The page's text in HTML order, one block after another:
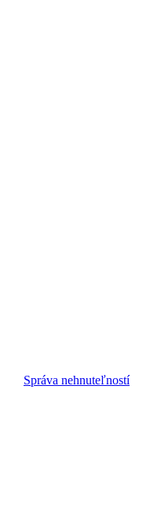
Správa nehnuteľností